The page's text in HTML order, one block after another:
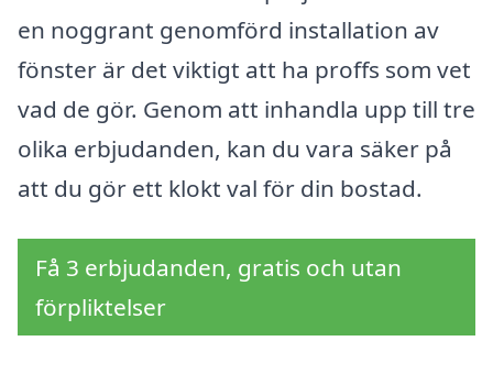
en noggrant genomförd installation av
fönster är det viktigt att ha proffs som vet
vad de gör. Genom att inhandla upp till tre
olika erbjudanden, kan du vara säker på
att du gör ett klokt val för din bostad.
Få 3 erbjudanden, gratis och utan
förpliktelser